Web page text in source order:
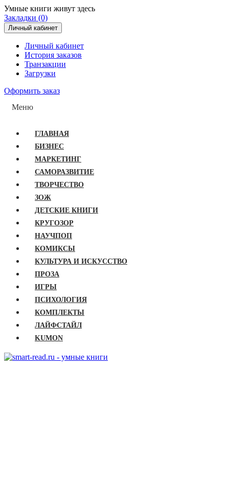
Умные книги живут здесь
Закладки (0)
Личный кабинет
Личный кабинет
История заказов
Транзакции
Загрузки
Оформить заказ
Меню
ГЛАВНАЯ
БИЗНЕС
МАРКЕТИНГ
САМОРАЗВИТИЕ
ТВОРЧЕСТВО
ЗОЖ
ДЕТСКИЕ КНИГИ
КРУГОЗОР
НАУЧПОП
КОМИКСЫ
КУЛЬТУРА И ИСКУССТВО
ПРОЗА
ИГРЫ
ПСИХОЛОГИЯ
КОМПЛЕКТЫ
ЛАЙФСТАЙЛ
KUMON